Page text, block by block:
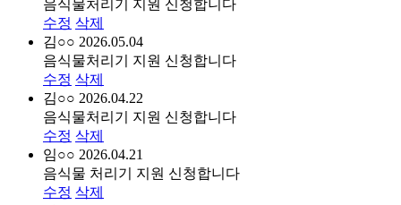
음식물처리기 지원 신청합니다
수정 삭제
김○○ 2026.05.04
음식물처리기 지원 신청합니다
수정 삭제
김○○ 2026.04.22
음식물처리기 지원 신청합니다
수정 삭제
임○○ 2026.04.21
음식물 처리기 지원 신청합니다
수정 삭제